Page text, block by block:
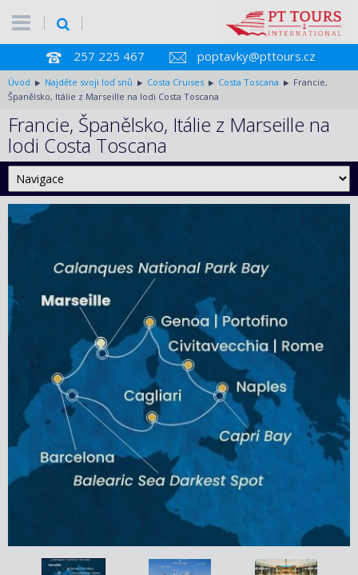
257 225 467 poptavky@pttours.cz
Úvod Najděte svoji loď snů Costa Cruises Costa Toscana
Francie,
Španělsko, Itálie z Marseille na lodi Costa Toscana
Francie, Španělsko, Itálie z Marseille na
lodi Costa Toscana